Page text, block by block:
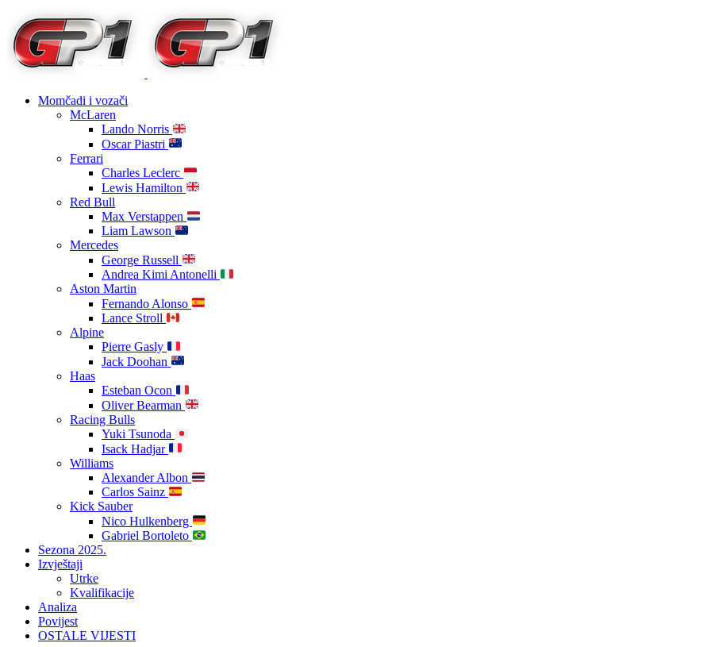
Momčadi i vozači
McLaren
Lando Norris
Oscar Piastri
Ferrari
Charles Leclerc
Lewis Hamilton
Red Bull
Max Verstappen
Liam Lawson
Mercedes
George Russell
Andrea Kimi Antonelli
Aston Martin
Fernando Alonso
Lance Stroll
Alpine
Pierre Gasly
Jack Doohan
Haas
Esteban Ocon
Oliver Bearman
Racing Bulls
Yuki Tsunoda
Isack Hadjar
Williams
Alexander Albon
Carlos Sainz
Kick Sauber
Nico Hulkenberg
Gabriel Bortoleto
Sezona 2025.
Izvještaji
Utrke
Kvalifikacije
Analiza
Povijest
OSTALE VIJESTI